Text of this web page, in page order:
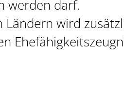
werden darf.
Ländern wird